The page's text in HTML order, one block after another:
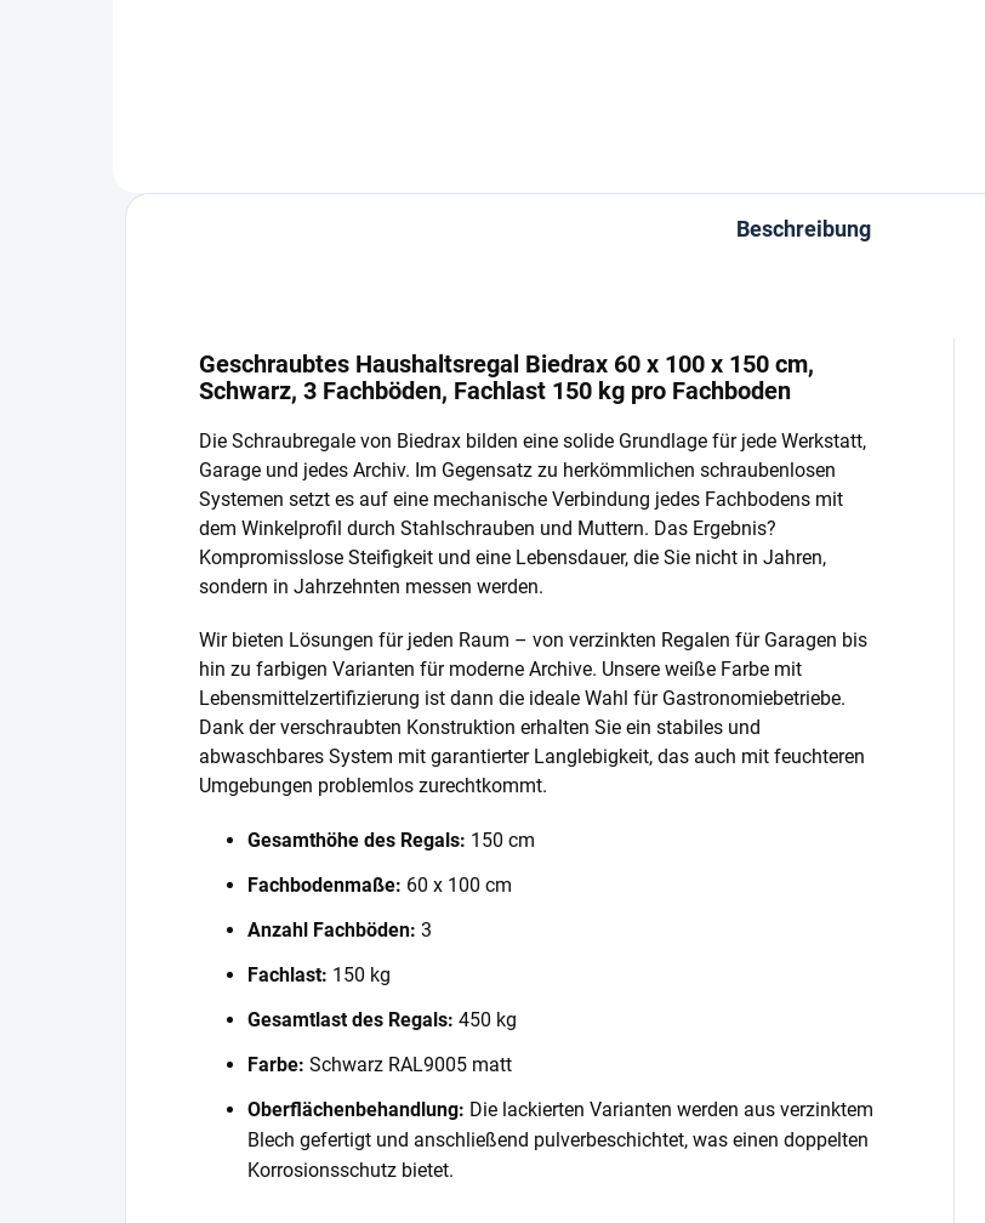
Beschreibung
Geschraubtes Haushaltsregal Biedrax 60 x 100 x 150 cm,
Schwarz, 3 Fachböden, Fachlast 150 kg pro Fachboden
Die Schraubregale von Biedrax bilden eine solide Grundlage für jede Werkstatt,
Garage und jedes Archiv. Im Gegensatz zu herkömmlichen schraubenlosen
Systemen setzt es auf eine mechanische Verbindung jedes Fachbodens mit
dem Winkelprofil durch Stahlschrauben und Muttern. Das Ergebnis?
Kompromisslose Steifigkeit und eine Lebensdauer, die Sie nicht in Jahren,
sondern in Jahrzehnten messen werden.
Wir bieten Lösungen für jeden Raum – von verzinkten Regalen für Garagen bis
hin zu farbigen Varianten für moderne Archive. Unsere weiße Farbe mit
Lebensmittelzertifizierung ist dann die ideale Wahl für Gastronomiebetriebe.
Dank der verschraubten Konstruktion erhalten Sie ein stabiles und
abwaschbares System mit garantierter Langlebigkeit, das auch mit feuchteren
Umgebungen problemlos zurechtkommt.
Gesamthöhe des Regals: 150 cm
Fachbodenmaße: 60 x 100 cm
Anzahl Fachböden: 3
Fachlast: 150 kg
Gesamtlast des Regals: 450 kg
Farbe: Schwarz RAL9005 matt
Oberflächenbehandlung: Die lackierten Varianten werden aus verzinktem
Blech gefertigt und anschließend pulverbeschichtet, was einen doppelten
Korrosionsschutz bietet.